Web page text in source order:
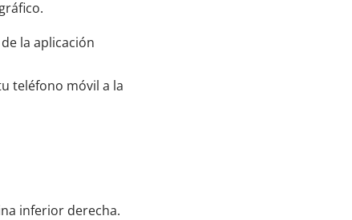
la aplicación
teléfono móvil a la
inferior derecha.